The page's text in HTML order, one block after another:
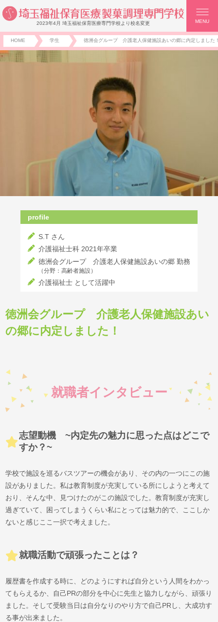
2023年4月 埼玉福祉保育医療専門学校より校名変更 MENU
HOME 学生 徳洲会グループ 介護老人保健施設あいの郷に内定しました
profile
S.T さん
介護福祉士科 2021年卒業
徳洲会グループ 介護老人保健施設あいの郷 勤務
（分野：高齢者施設）
介護福祉士 として活躍中
徳洲会グループ 介護老人保健施設あい
の郷に内定しました！
就職者インタビュー
志望動機 ~内定先の魅力に思った点はどこで
すか？~
学校で施設を巡るバスツアーの機会があり、その内の一つにこの施
設がありました。私は教育制度が充実している所にしようと考えて
おり、そんな中、見つけたのがこの施設でした。教育制度が充実し
過ぎていて、困ってしまうくらい私にとっては魅力的で、ここしか
ないと感じここ一択で考えました。
就職活動で頑張ったことは？
履歴書を作成する時に、どのようにすれば自分という人間をわかっ
てもらえるか、自己PRの部分を中心に先生と協力しながら、頑張り
ました。そして受験当日は自分なりのやり方で自己PRし、大成功す
る事が出来ました。